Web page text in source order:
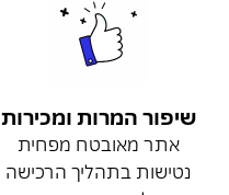
שיפור המרות ומכירות
אתר מאובטח מפחית
נטישות בתהליך הרכישה